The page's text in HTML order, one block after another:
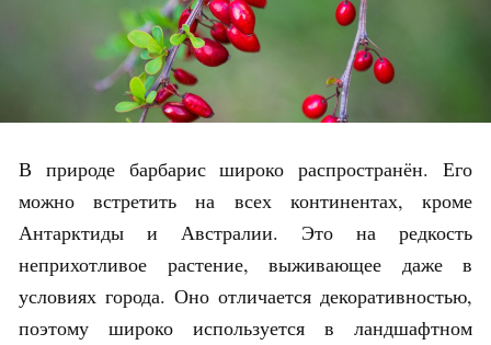
В природе барбарис широко распространён. Его
можно встретить на всех континентах, кроме
Антарктиды и Австралии. Это на редкость
неприхотливое растение, выживающее даже в
условиях города. Оно отличается декоративностью,
поэтому широко используется в ландшафтном